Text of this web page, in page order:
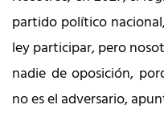
partido político
ley participar, pero
nadie de oposición,
no es el adversario,